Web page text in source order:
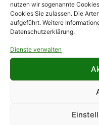
nutzen wir sogenannte
Cookies Sie zulassen. Die
aufgeführt. Weitere
Datenschutzerklärung.
Dienste verwalten
PAL: VOT
Künstliche
machen es
die Produktion